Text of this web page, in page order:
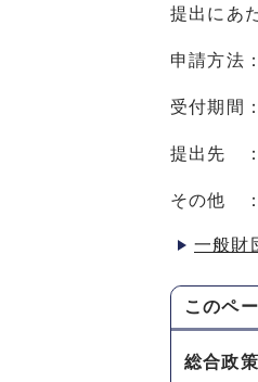
提出にあ
申請方法
受付期間
提出先
その他 ：
一般財
このペ
総合政